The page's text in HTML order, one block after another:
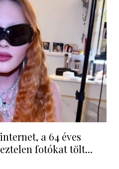
a 64 éves
fotókat tölt...